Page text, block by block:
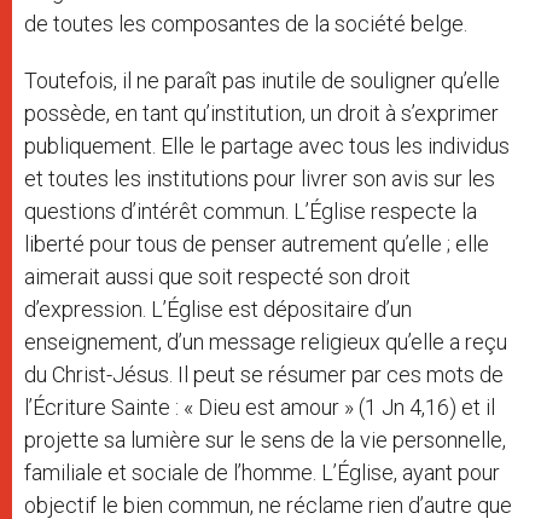
de toutes les composantes de la société belge.
Toutefois, il ne paraît pas inutile de souligner qu’elle
possède, en tant qu’institution, un droit à s’exprimer
publiquement. Elle le partage avec tous les individus
et toutes les institutions pour livrer son avis sur les
questions d’intérêt commun. L’Église respecte la
liberté pour tous de penser autrement qu’elle ; elle
aimerait aussi que soit respecté son droit
d’expression. L’Église est dépositaire d’un
enseignement, d’un message religieux qu’elle a reçu
du Christ-Jésus. Il peut se résumer par ces mots de
l’Écriture Sainte : « Dieu est amour » (1 Jn 4,16) et il
projette sa lumière sur le sens de la vie personnelle,
familiale et sociale de l’homme. L’Église, ayant pour
objectif le bien commun, ne réclame rien d’autre que